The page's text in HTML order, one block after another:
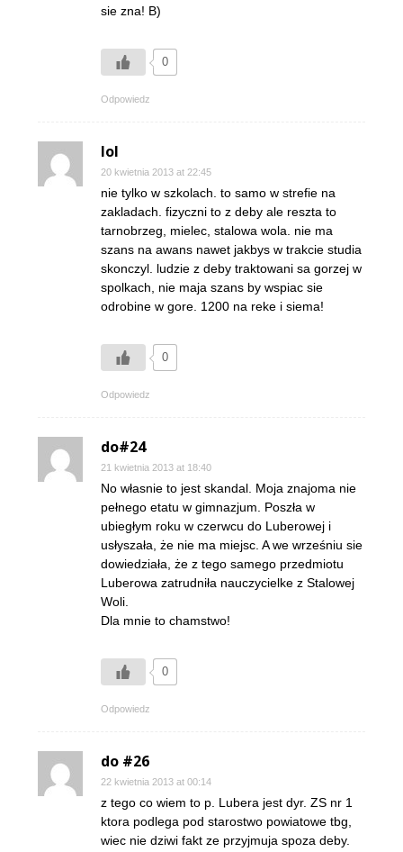
sie zna! B)
0
Odpowiedz
lol
20 kwietnia 2013 at 22:45
nie tylko w szkolach. to samo w strefie na
zakladach. fizyczni to z deby ale reszta to
tarnobrzeg, mielec, stalowa wola. nie ma
szans na awans nawet jakbys w trakcie studia
skonczyl. ludzie z deby traktowani sa gorzej w
spolkach, nie maja szans by wspiac sie
odrobine w gore. 1200 na reke i siema!
0
Odpowiedz
do#24
21 kwietnia 2013 at 18:40
No własnie to jest skandal. Moja znajoma nie
pełnego etatu w gimnazjum. Poszła w
ubiegłym roku w czerwcu do Luberowej i
usłyszała, że nie ma miejsc. A we wrześniu sie
dowiedziała, że z tego samego przedmiotu
Luberowa zatrudniła nauczycielke z Stalowej
Woli.
Dla mnie to chamstwo!
0
Odpowiedz
do #26
22 kwietnia 2013 at 00:14
z tego co wiem to p. Lubera jest dyr. ZS nr 1
ktora podlega pod starostwo powiatowe tbg,
wiec nie dziwi fakt ze przyjmuja spoza deby.